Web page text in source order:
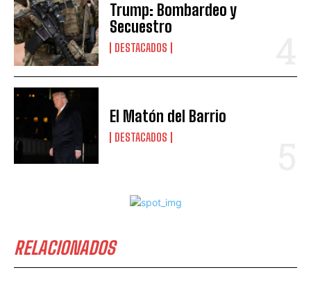
Trump: Bombardeo y
Secuestro
DESTACADOS
El Matón del Barrio
DESTACADOS
RELACIONADOS